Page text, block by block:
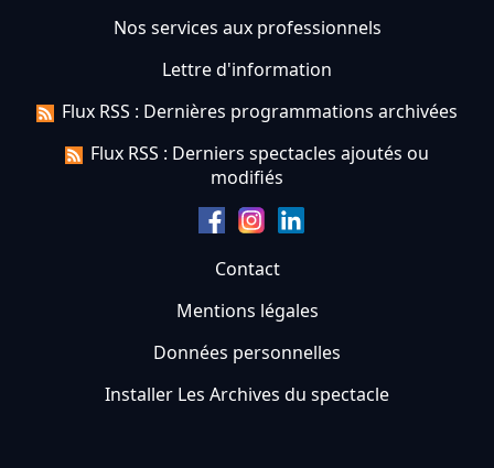
Nos services aux professionnels
Lettre d'information
Flux RSS : Dernières programmations archivées
Flux RSS : Derniers spectacles ajoutés ou
modifiés
Contact
Mentions légales
Données personnelles
Installer Les Archives du spectacle